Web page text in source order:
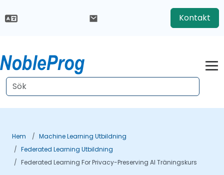
Kontakt
Hem
Machine Learning Utbildning
Federated Learning Utbildning
Federated Learning For Privacy-Preserving AI Träningskurs